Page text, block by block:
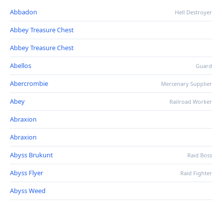
Abbadon Hell Destroyer
Abbey Treasure Chest
Abbey Treasure Chest
Abellos
Guard
Abercrombie Mercenary Supplier
Abey Railroad Worker
Abraxion
Abraxion
Abyss Brukunt
Raid Boss
Abyss Flyer Raid Fighter
Abyss Weed